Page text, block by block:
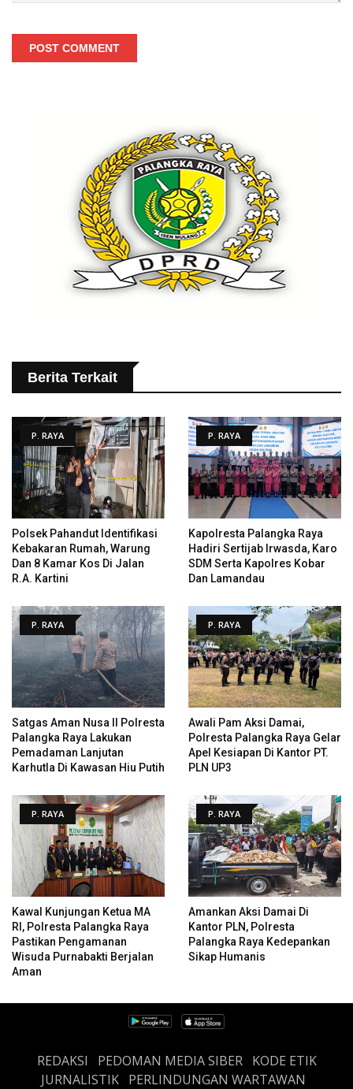
POST COMMENT
Berita Terkait
P. RAYA
Polsek Pahandut Identifikasi
Kebakaran Rumah, Warung
Dan 8 Kamar Kos Di Jalan
R.A. Kartini
P. RAYA
Kapolresta Palangka Raya
Hadiri Sertijab Irwasda, Karo
SDM Serta Kapolres Kobar
Dan Lamandau
P. RAYA
Satgas Aman Nusa II Polresta
Palangka Raya Lakukan
Pemadaman Lanjutan
Karhutla Di Kawasan Hiu Putih
P. RAYA
Awali Pam Aksi Damai,
Polresta Palangka Raya Gelar
Apel Kesiapan Di Kantor PT.
PLN UP3
P. RAYA
Kawal Kunjungan Ketua MA
RI, Polresta Palangka Raya
Pastikan Pengamanan
Wisuda Purnabakti Berjalan
Aman
P. RAYA
Amankan Aksi Damai Di
Kantor PLN, Polresta
Palangka Raya Kedepankan
Sikap Humanis
REDAKSI PEDOMAN MEDIA SIBER
KODE ETIK
JURNALISTIK PERLINDUNGAN WARTAWAN